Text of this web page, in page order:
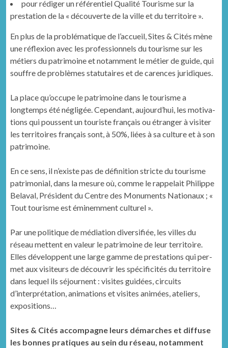
pour rédi­ger un référen­tiel Qual­ité Tourisme sur la
presta­tion de la « décou­verte de la ville et du territoire ».
En plus de la prob­lé­ma­tique de l’accueil, Sites & Cités mène
une réflex­ion avec les pro­fes­sion­nels du tourisme sur les
métiers du pat­ri­moine et notam­ment le méti­er de guide, qui
souf­fre de prob­lèmes statu­taires et de carences juridiques.
La place qu’occupe le pat­ri­moine dans le tourisme a
longtemps été nég­ligée. Cepen­dant, aujour­d’hui, les moti­va­
tions qui poussent un touriste français ou étranger à vis­iter
les ter­ri­toires français sont, à 50%, liées à sa cul­ture et à son
patrimoine.
En ce sens, il n’existe pas de déf­i­ni­tion stricte du tourisme
pat­ri­mo­ni­al, dans la mesure où, comme le rap­pelait Philippe
Belaval, Prési­dent du Cen­tre des Mon­u­ments Nationaux ; «
Tout tourisme est éminem­ment culturel ».
Par une poli­tique de médi­a­tion diver­si­fiée, les villes du
réseau met­tent en valeur le pat­ri­moine de leur ter­ri­toire.
Elles dévelop­pent une large gamme de presta­tions qui per­
met aux vis­i­teurs de décou­vrir les spé­ci­ficités du ter­ri­toire
dans lequel ils séjour­nent : vis­ites guidées, cir­cuits
d’interprétation, ani­ma­tions et vis­ites ani­mées, ate­liers,
expositions…
Sites & Cités accom­pa­gne leurs démarch­es et dif­fuse
les bonnes pra­tiques au sein du réseau, notam­ment